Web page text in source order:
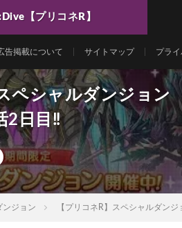
【プリコネR】
告掲載について サイトマップ プラ
ペシャルダンジョン
2日目‼
ンジョン 【プリコネR】スペシャルダン